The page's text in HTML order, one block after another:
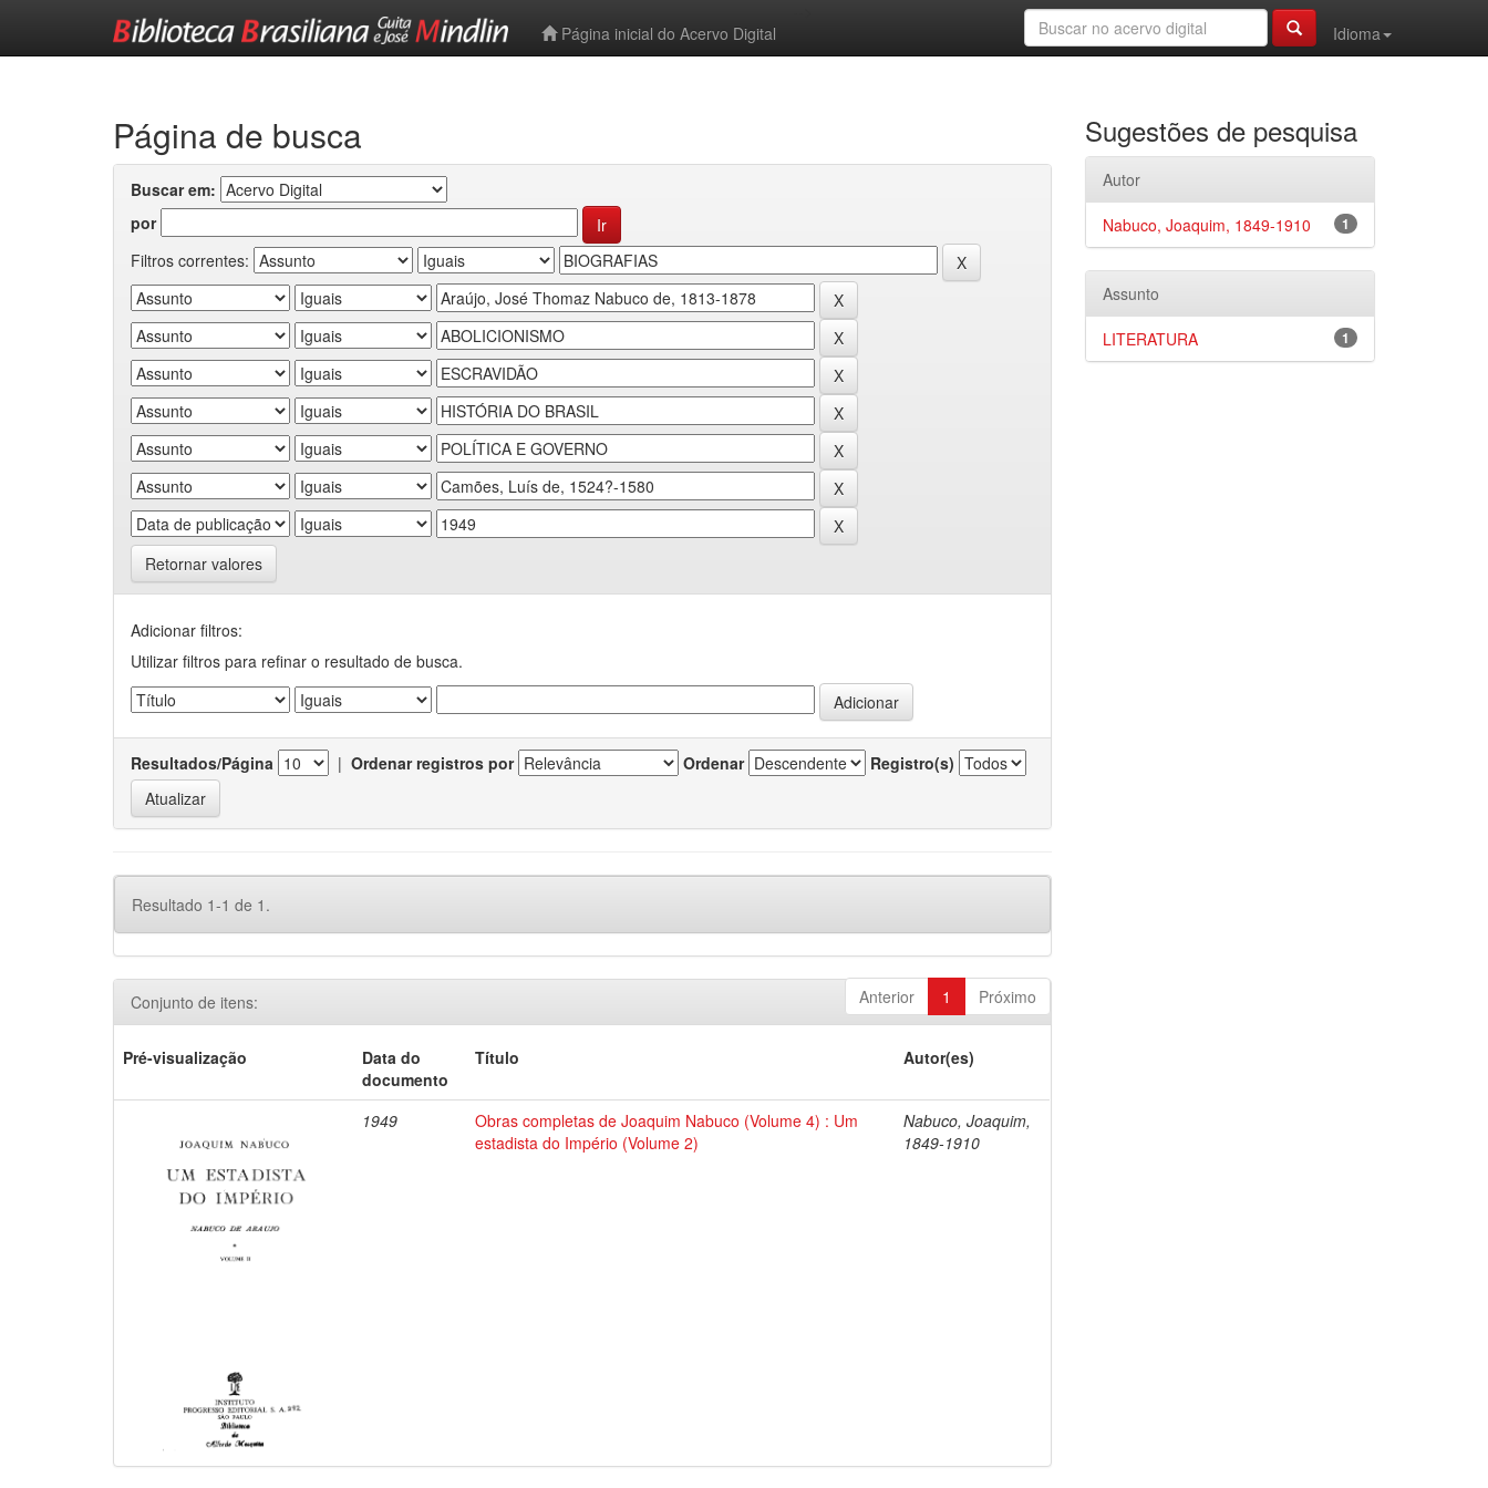
Página inicial do Acervo Digital
Idioma
Página de busca
Buscar em:
por
Filtros correntes:
Retornar valores
Adicionar filtros:
Utilizar filtros para refinar o resultado de busca.
Resultados/Página | Ordenar registros por Ordenar Registro(s)
Resultado 1-1 de 1.
Anterior 1 Próximo
Conjunto de itens:
Pré-visualização
Data do
documento
Título Autor(es)
1949
Obras completas de Joaquim Nabuco (Volume 4) : Um
estadista do Império (Volume 2)
Nabuco, Joaquim,
1849-1910
Sugestões de pesquisa
Autor
1
Nabuco, Joaquim, 1849-1910
Assunto
1
LITERATURA